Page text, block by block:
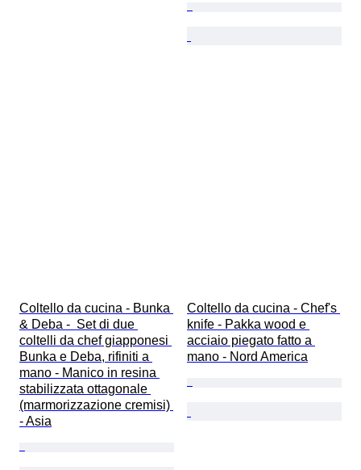
Coltello da cucina - Bunka
& Deba -  Set di due
coltelli da chef giapponesi
Bunka e Deba, rifiniti a
mano - Manico in resina
stabilizzata ottagonale
(marmorizzazione cremisi)
- Asia
Coltello da cucina - Chef's
knife - Pakka wood e
acciaio piegato fatto a
mano - Nord America